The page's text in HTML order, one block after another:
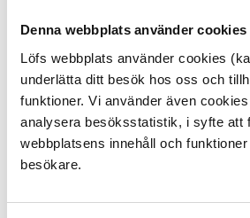
Denna webbplats använder cookies
Löfs webbplats använder cookies
underlätta ditt besök hos oss och
funktioner. Vi använder även
analysera besöksstatistik, i syfte att
webbplatsens innehåll och
besökare.
Om du saknar BankID, inte vill eller
skadeanmälan digitalt kan du
skadeanmälan via vanlig post.
Fyll i en skadeanmälan här
När du fyllt i skadeanmälan skriver